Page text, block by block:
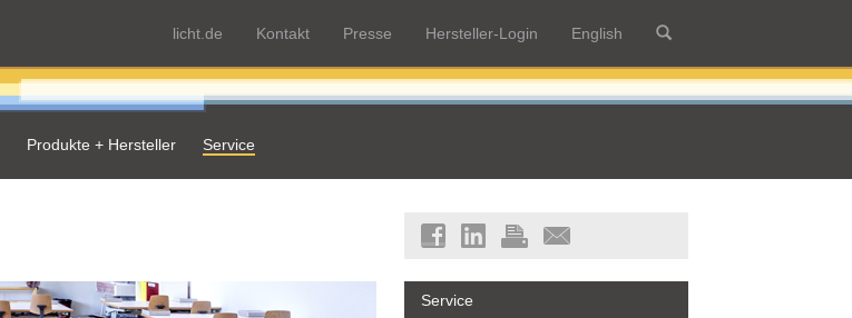
licht.de Kontakt Presse Hersteller-Login English
Produkte + Hersteller Service
Service